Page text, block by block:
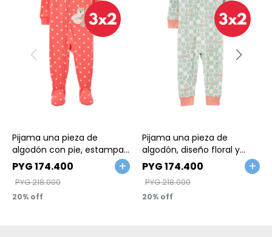
Pijama una pieza de
algodón con pie, estampa
ardilla
PYG174.400
PYG218.000
20
Pijama una pieza de
algodón, diseño floral y
cuadriculado. Talles 2-5T
PYG174.400
PYG218.000
20